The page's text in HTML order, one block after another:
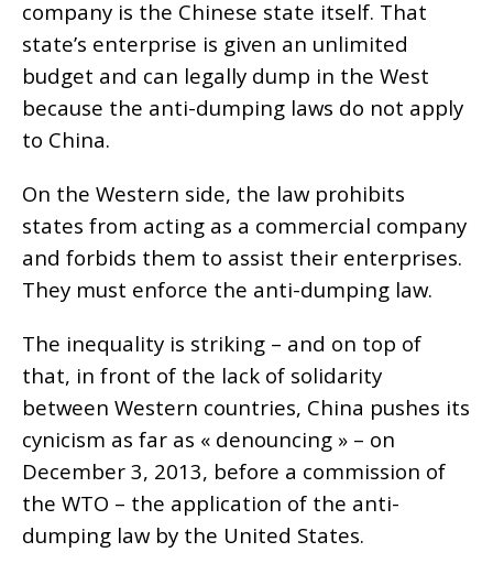
company is the Chinese state itself. That
state’s enterprise is given an unlimited
budget and can legally dump in the West
because the anti-dumping laws do not apply
to China.
On the Western side, the law prohibits
states from acting as a commercial company
and forbids them to assist their enterprises.
They must enforce the anti-dumping law.
The inequality is striking – and on top of
that, in front of the lack of solidarity
between Western countries, China pushes its
cynicism as far as « denouncing » – on
December 3, 2013, before a commission of
the WTO – the application of the anti-
dumping law by the United States.